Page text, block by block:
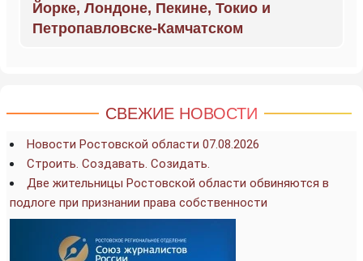
Йорке, Лондоне, Пекине, Токио и
Петропавловске-Камчатском
СВЕЖИЕ НОВОСТИ
Новости Ростовской области 07.08.2026
Строить. Создавать. Созидать.
Две жительницы Ростовской области обвиняются в
подлоге при признании права собственности